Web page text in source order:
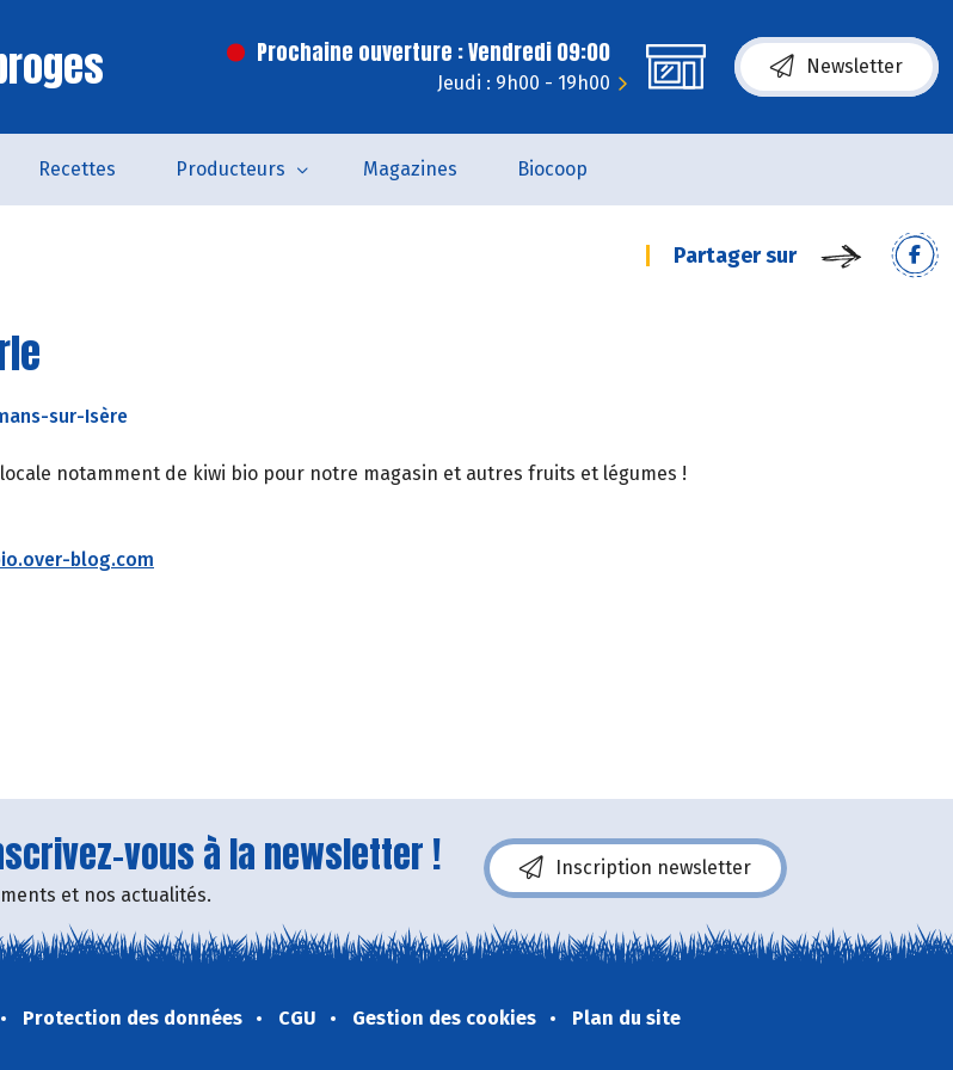
Prochaine ouverture : Vendredi 09:00
Jeudi : 9h00 - 19h00
Newsletter
Recettes Producteurs Magazines Biocoop
Partager sur
sur-Isère
notamment de kiwi bio pour notre magasin et autres fruits et légumes !
blog.com
vous à la newsletter !
et nos actualités.
Inscription newsletter
Protection des données CGU Gestion des cookies Plan du site